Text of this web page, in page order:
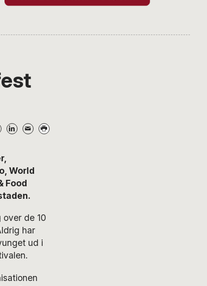
World
Food
de 10
har
ud i